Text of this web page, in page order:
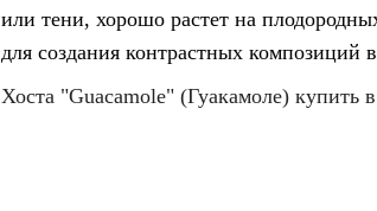
или тени, хорошо растет на
для создания контрастных композиций
Хоста "Guacamole" (Гуакамоле) купить